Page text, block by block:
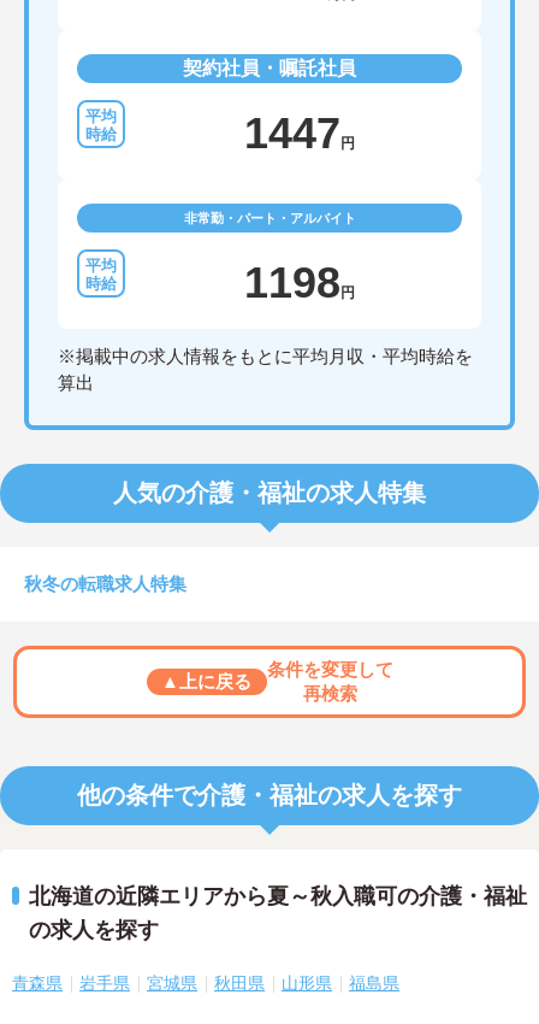
契約社員・嘱託社員
1447円
非常勤・パート・アルバイト
1198円
※掲載中の求人情報をもとに平均月収・平均時給を
算出
人気の介護・福祉の求人特集
秋冬の転職求人特集
▲上に戻る
条件を変更して
再検索
他の条件で介護・福祉の求人を探す
北海道の近隣エリアから夏～秋入職可の介護・福祉
の求人を探す
青森県 岩手県 宮城県 秋田県 山形県 福島県